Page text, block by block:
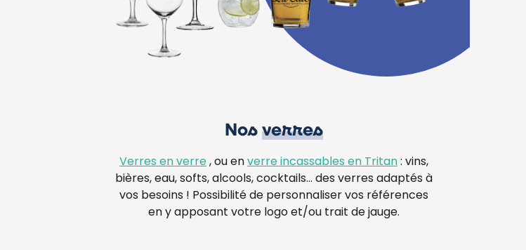
Nos verres
Verres en verre , ou en verre incassables en Tritan : vins,
bières, eau, softs, alcools, cocktails… des verres adaptés à
vos besoins ! Possibilité de personnaliser vos références
en y apposant votre logo et/ou trait de jauge.